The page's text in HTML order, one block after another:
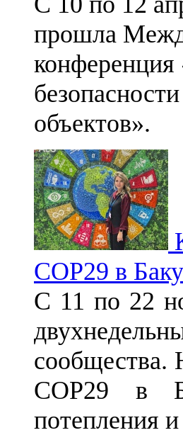
прошла
объектов».
СОР29 в Баку
С 11 по 22
СОР29 в
потепления